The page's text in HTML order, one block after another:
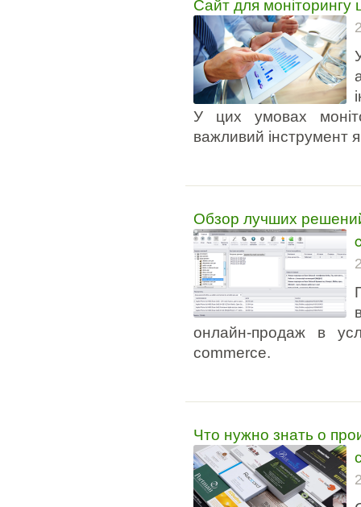
У цих умовах
важливий інструмент
Обзор лучших
онлайн-продаж в
commerce.
Что нужно знать о